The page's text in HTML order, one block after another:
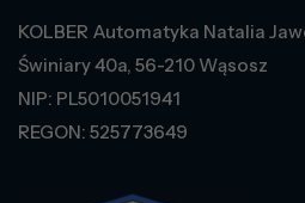
KOLBER Automatyka Natalia
Świniary 40a, 56-210 Wąsosz
NIP: PL5010051941
REGON: 525773649